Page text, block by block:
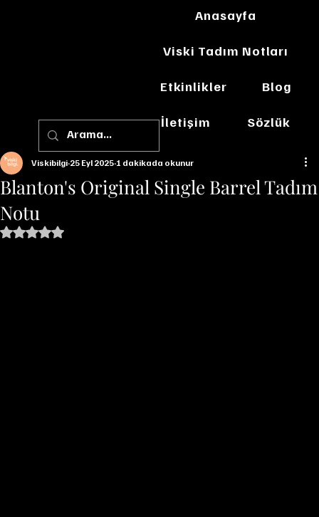
Anasayfa
Viski Tadım Notları
Etkinlikler Blog
İletişim Sözlük
Blanton's Original Single Barrel Tadım
Notu
Viskibilgi 25 Eyl 2025 1 dakikada okunur
5 üzerinden NaN yıldız